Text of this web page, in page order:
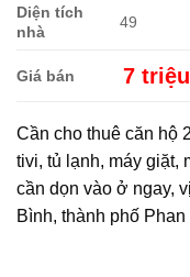
Diện tích
nhà
49
Giá bán 7 triệu
Cần cho thuê căn hộ
tivi, tủ lạnh, máy
cần dọn vào ở ngay,
Bình, thành phố